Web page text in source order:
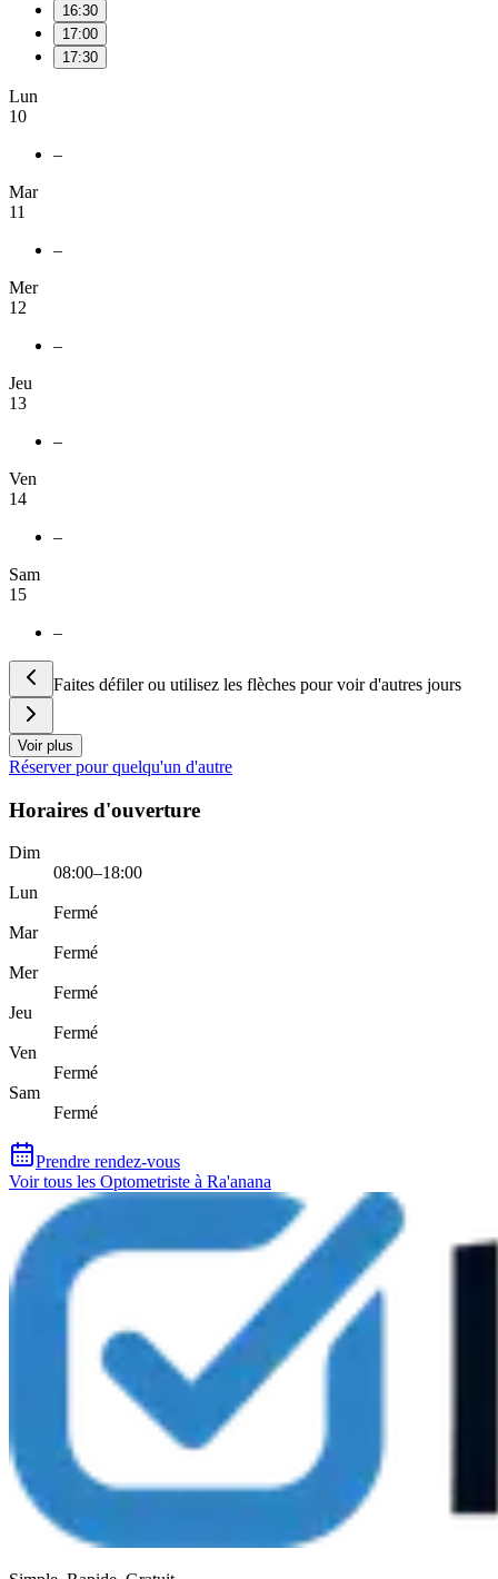
16:30
17:00
17:30
Lun
10
–
Mar
11
–
Mer
12
–
Jeu
13
–
Ven
14
–
Sam
15
–
Faites défiler ou utilisez les flèches pour voir d'autres jours
Voir plus
Réserver pour quelqu'un d'autre
Horaires d'ouverture
Dim
08:00–18:00
Lun
Fermé
Mar
Fermé
Mer
Fermé
Jeu
Fermé
Ven
Fermé
Sam
Fermé
Prendre rendez-vous
Voir tous les Optometriste à Ra'anana